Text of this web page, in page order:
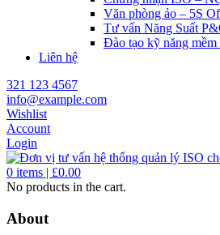
Văn phòng ảo – 5S
Tư vấn Năng Suất
Đào tạo kỹ năng
Liên hệ
321 123 4567
info@example.com
Wishlist
Account
Login
0 items | £0.00
No products in the cart.
About